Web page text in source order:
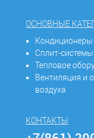
ОСНОВНЫЕ
Кондиционеры
Сплит-системы
Тепловое
Вентиляция и
воздуха
КОНТАКТЫ